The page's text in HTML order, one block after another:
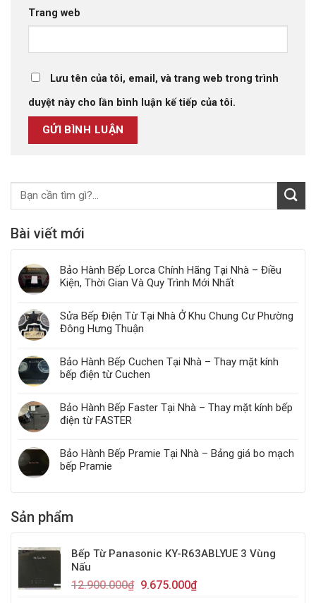
Trang web
Lưu tên của tôi, email, và trang web trong trình
duyệt này cho lần bình luận kế tiếp của tôi.
Bài viết mới
Bảo Hành Bếp Lorca Chính Hãng Tại Nhà – Điều
Kiện, Thời Gian Và Quy Trình Mới Nhất
Sửa Bếp Điện Từ Tại Nhà Ở Khu Chung Cư Phường
Đông Hưng Thuận
Bảo Hành Bếp Cuchen Tại Nhà – Thay mặt kính
bếp điện từ Cuchen
Bảo Hành Bếp Faster Tại Nhà – Thay mặt kính bếp
điện từ FASTER
Bảo Hành Bếp Pramie Tại Nhà – Bảng giá bo mạch
bếp Pramie
Sản phẩm
Bếp Từ Panasonic KY-R63ABLYUE 3 Vùng
Nấu
12.900.000₫ 9.675.000₫